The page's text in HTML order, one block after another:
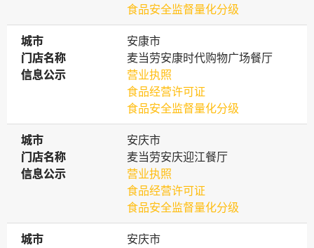
食品安全监督量化分级
城市
城市
安康市
门店名称
门店名称
麦当劳安康时代购物广场餐厅
信息公示
信息公示
营业执照
食品经营许可证
食品安全监督量化分级
城市
城市
安庆市
门店名称
门店名称
麦当劳安庆迎江餐厅
信息公示
信息公示
营业执照
食品经营许可证
食品安全监督量化分级
城市
城市
安庆市